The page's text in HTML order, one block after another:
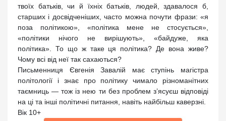
твоїх батьків, чи й їхніх батьків, людей, здавалося б,
старших і досвідченіших, часто можна почути фрази: «я
поза політикою», «політика мене не стосується»,
«політики нічого не вирішують», «байдуже, яка
політика». То що ж таке ця політика? Де вона живе?
Чому всі від неї так сахаються?
Письменниця Євгенія Завалій має ступінь магістра
політології і знає про політику чимало різноманітних
таємниць — тож із нею ти без проблем з’ясуєш відповіді
на ці та інші політичні питання, навіть найбільш каверзні.
Вік 10+